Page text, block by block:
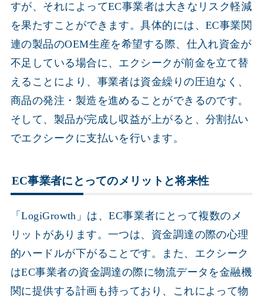
すが、それによってEC事業者は大きなリスク軽減
を果たすことができます。具体的には、EC事業関
連の製品のOEM生産を希望する際、仕入れ資金が
不足している場合に、エクシークが前金を立て替
えることにより、事業者は資金繰りの圧迫なく、
商品の発注・製造を進めることができるのです。
そして、製品が完成し収益が上がると、分割払い
でエクシークに支払いを行います。
EC事業者にとってのメリットと将来性
「LogiGrowth」は、EC事業者にとって複数のメ
リットがあります。一つは、資金調達の際の心理
的ハードルが下がることです。また、エクシーク
はEC事業者の資金調達の際に物流データを金融機
関に提供する計画も持っており、これによって物